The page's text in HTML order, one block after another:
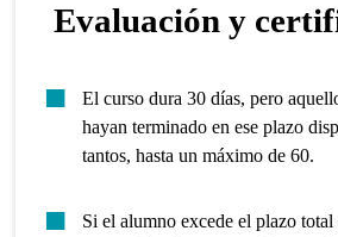
Evaluación y
El curso dura 30 días, pero
hayan terminado en ese plazo
tantos, hasta un máximo de 60.
Si el alumno excede el plazo total